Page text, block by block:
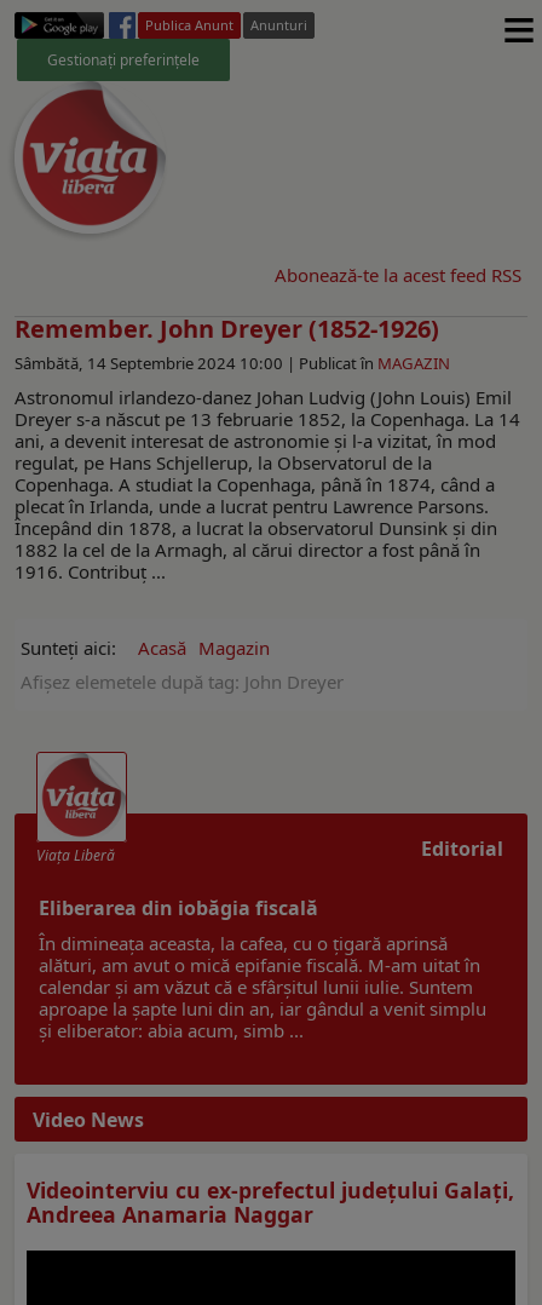
Publica Anunt Anunturi
Gestionați preferințele ≡
Abonează-te la acest feed RSS
Remember. John Dreyer (1852-1926)
Sâmbătă, 14 Septembrie 2024 10:00 | Publicat în MAGAZIN
Astronomul irlandezo-danez Johan Ludvig (John Louis) Emil
Dreyer s-a născut pe 13 februarie 1852, la Copenhaga. La 14
ani, a devenit interesat de astronomie și l-a vizitat, în mod
regulat, pe Hans Schjellerup, la Observatorul de la
Copenhaga. A studiat la Copenhaga, până în 1874, când a
plecat în Irlanda, unde a lucrat pentru Lawrence Parsons.
Începând din 1878, a lucrat la observatorul Dunsink și din
1882 la cel de la Armagh, al cărui director a fost până în
1916. Contribuț ...
Sunteți aici: Acasă Magazin
Afişez elemetele după tag: John Dreyer
Editorial
Viaţa Liberă
Eliberarea din iobăgia fiscală
În dimineața aceasta, la cafea, cu o țigară aprinsă
alături, am avut o mică epifanie fiscală. M-am uitat în
calendar și am văzut că e sfârșitul lunii iulie. Suntem
aproape la șapte luni din an, iar gândul a venit simplu
și eliberator: abia acum, simb ...
Video News
Videointerviu cu ex-prefectul judeţului Galaţi,
Andreea Anamaria Naggar